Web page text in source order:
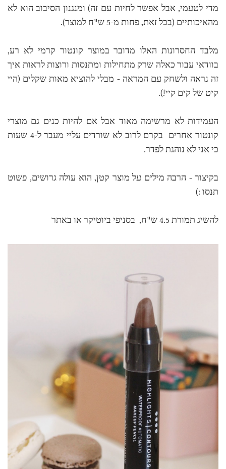
מדי לטעמי, אבל אפשר לחיות עם זה) ומנגנון הסיבוב הוא לא
מהאיכותיים (בכל זאת, פחות מ-5 ש"ח למוצר).
מלבד החסרונות האלו מדובר במוצר קונטור קרמי לא רע,
בוודאי עבור כאלה שרק מתחילות ומתנסות ורוצות לראות איך
זה נראה ולשחק עם המראה - מבלי להוציא מאות שקלים (היי
קיט של קים קיי!).
העמידות לא מרשימה מאוד אבל אם להיות כנים גם מוצרי
קונטור אחרים בקרם לרוב לא שורדים עליי מעבר ל-4 שעות
כי אני לא נוהגת לפדר.
בקיצור - הרבה מילים על מוצר קטן, הוא עולה גרושים, פשוט
תנסו :)
להשיג תמורת 4.5 ש"ח, בסניפי ביוטיקר או באתר